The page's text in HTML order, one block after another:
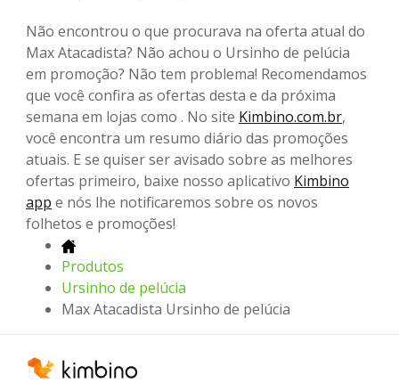
Não encontrou o que procurava na oferta atual do
Max Atacadista? Não achou o Ursinho de pelúcia
em promoção? Não tem problema! Recomendamos
que você confira as ofertas desta e da próxima
semana em lojas como . No site Kimbino.com.br,
você encontra um resumo diário das promoções
atuais. E se quiser ser avisado sobre as melhores
ofertas primeiro, baixe nosso aplicativo Kimbino
app e nós lhe notificaremos sobre os novos
folhetos e promoções!
Produtos
Ursinho de pelúcia
Max Atacadista Ursinho de pelúcia